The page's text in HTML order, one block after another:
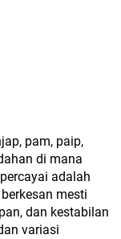
pam, paip,
di mana
adalah
mesti
dan kestabilan
variasi